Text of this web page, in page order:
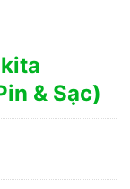
& Sạc)